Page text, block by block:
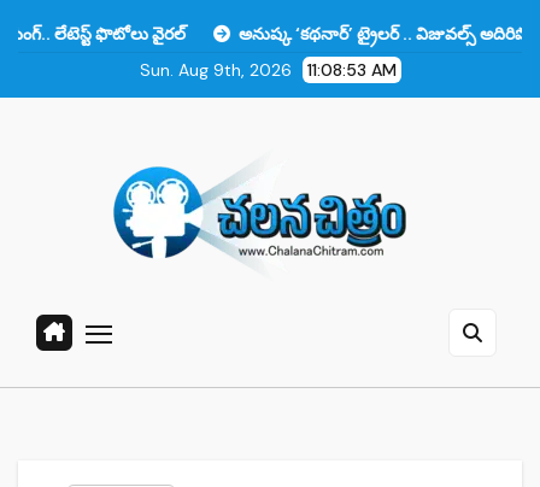
ఫొటోలు వైరల్
అనుష్క ‘కథనార్’ ట్రైలర్ .. విజువల్స్ అదిరిపోయాయి కానీ ఆ
Sun. Aug 9th, 2026
11:08:54 AM